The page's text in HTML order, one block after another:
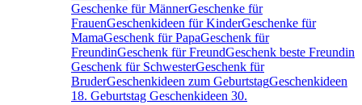
Geschenke für MännerGeschenke für
FrauenGeschenkideen für KinderGeschenke für
MamaGeschenk für PapaGeschenk für
FreundinGeschenk für FreundGeschenk beste Freundin
Geschenk für SchwesterGeschenk für
BruderGeschenkideen zum GeburtstagGeschenkideen
18. Geburtstag Geschenkideen 30.